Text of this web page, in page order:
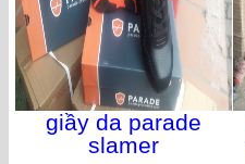
giầy da parade
slamer